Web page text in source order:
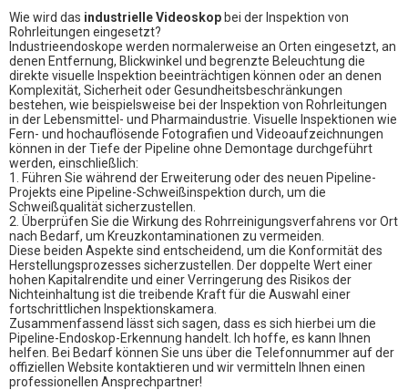
Wie wird das industrielle Videoskop bei der Inspektion von
Rohrleitungen eingesetzt?
Industrieendoskope werden normalerweise an Orten eingesetzt, an
denen Entfernung, Blickwinkel und begrenzte Beleuchtung die
direkte visuelle Inspektion beeinträchtigen können oder an denen
Komplexität, Sicherheit oder Gesundheitsbeschränkungen
bestehen, wie beispielsweise bei der Inspektion von Rohrleitungen
in der Lebensmittel- und Pharmaindustrie. Visuelle Inspektionen wie
Fern- und hochauflösende Fotografien und Videoaufzeichnungen
können in der Tiefe der Pipeline ohne Demontage durchgeführt
werden, einschließlich:
1. Führen Sie während der Erweiterung oder des neuen Pipeline-
Projekts eine Pipeline-Schweißinspektion durch, um die
Schweißqualität sicherzustellen.
2. Überprüfen Sie die Wirkung des Rohrreinigungsverfahrens vor Ort
nach Bedarf, um Kreuzkontaminationen zu vermeiden.
Diese beiden Aspekte sind entscheidend, um die Konformität des
Herstellungsprozesses sicherzustellen. Der doppelte Wert einer
hohen Kapitalrendite und einer Verringerung des Risikos der
Nichteinhaltung ist die treibende Kraft für die Auswahl einer
fortschrittlichen Inspektionskamera.
Zusammenfassend lässt sich sagen, dass es sich hierbei um die
Pipeline-Endoskop-Erkennung handelt. Ich hoffe, es kann Ihnen
helfen. Bei Bedarf können Sie uns über die Telefonnummer auf der
offiziellen Website kontaktieren und wir vermitteln Ihnen einen
professionellen Ansprechpartner!